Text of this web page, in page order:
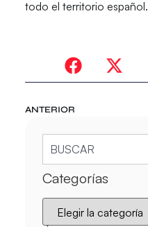
todo el territorio español.
ANTERIOR
Categorías